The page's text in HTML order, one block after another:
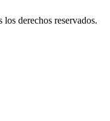
derechos reservados.